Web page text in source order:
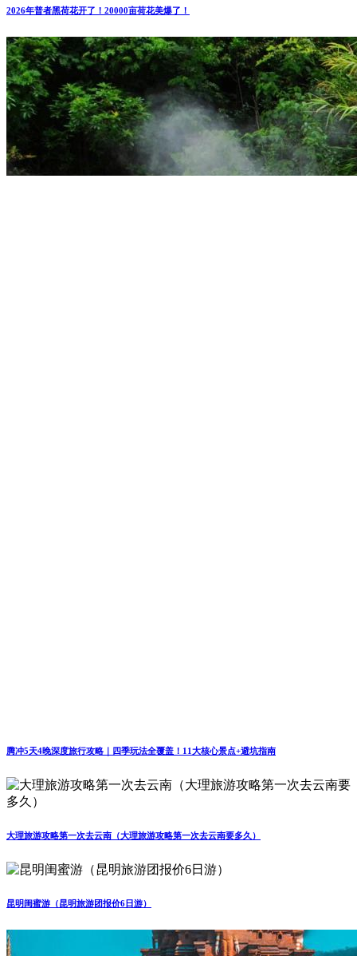
2026年普者黑荷花开了！20000亩荷花美爆了！
腾冲5天4晚深度旅行攻略｜四季玩法全覆盖！11大核心景点+避坑指南
大理旅游攻略第一次去云南（大理旅游攻略第一次去云南要多久）
昆明闺蜜游（昆明旅游团报价6日游）